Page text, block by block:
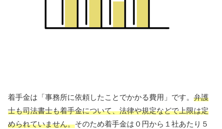
着手金は「事務所に依頼したことでかかる費用」です。 弁護
士も司法書士も着手金について、法律や規定などで上限は定
められていません。そのため着手金は０円から１社あたり５